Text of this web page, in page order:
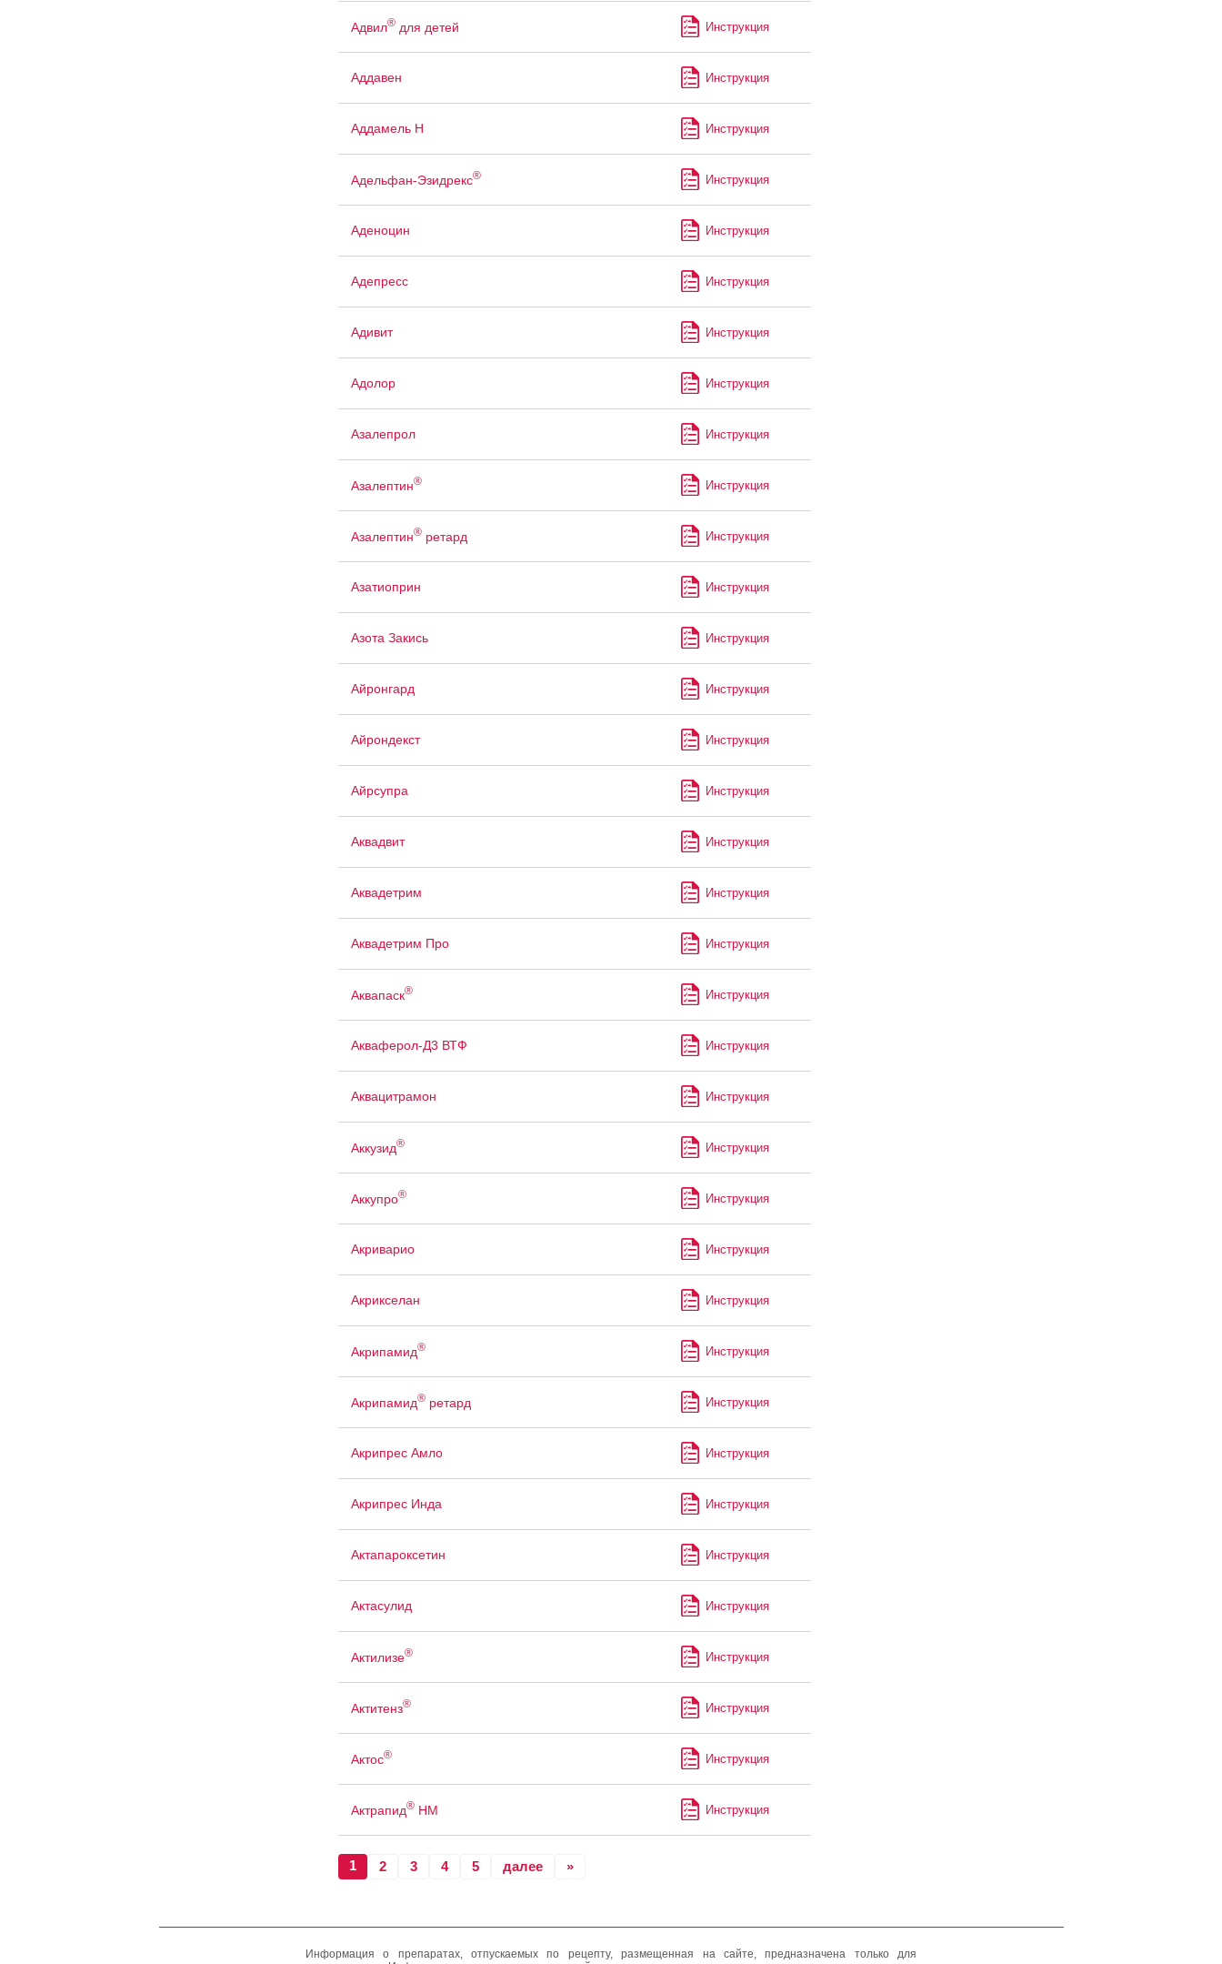
Адвил®для детей Инструкция
Аддавен Инструкция
Аддамель Н Инструкция
Адельфан-Эзидрекс® Инструкция
Аденоцин Инструкция
Адепресс Инструкция
Адивит Инструкция
Адолор Инструкция
Азалепрол Инструкция
Азалептин® Инструкция
Азалептин®ретард Инструкция
Азатиоприн Инструкция
Азота Закись Инструкция
Айронгард Инструкция
Айрондекст Инструкция
Айрсупра Инструкция
Аквадвит Инструкция
Аквадетрим Инструкция
Аквадетрим Про Инструкция
Аквапаск® Инструкция
Акваферол-Д3 ВТФ Инструкция
Аквацитрамон Инструкция
Аккузид® Инструкция
Аккупро® Инструкция
Акриварио Инструкция
Акрикселан Инструкция
Акрипамид® Инструкция
Акрипамид®ретард Инструкция
Акрипрес Амло Инструкция
Акрипрес Инда Инструкция
Актапароксетин Инструкция
Актасулид Инструкция
Актилизе® Инструкция
Актитенз® Инструкция
Актос® Инструкция
Актрапид®НМ Инструкция
1 2 3 4 5 далее »
Информация о препаратах, отпускаемых по рецепту, размещенная на сайте, предназначена только для